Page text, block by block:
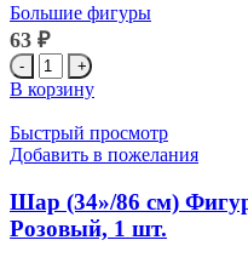
Большие фигуры
63 ₽
Количество
товара
Шар
(30''/76
см)
Ножка
малышки,
Розовый,
В корзину
Быстрый просмотр
Добавить в пожелания
Шар (34»/86 см)
Розовый, 1 шт.